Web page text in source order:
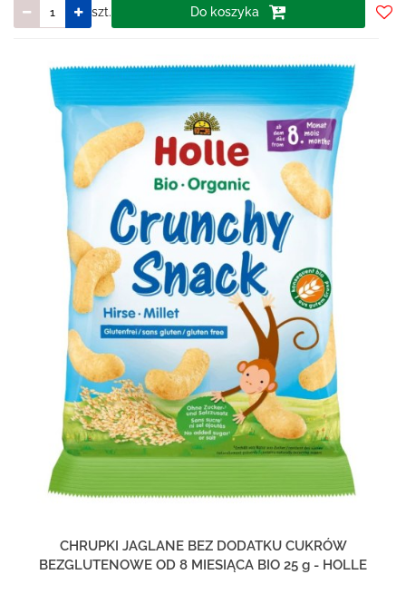
szt. Do koszyka
CHRUPKI JAGLANE BEZ DODATKU CUKRÓW
BEZGLUTENOWE OD 8 MIESIĄCA BIO 25 g - HOLLE